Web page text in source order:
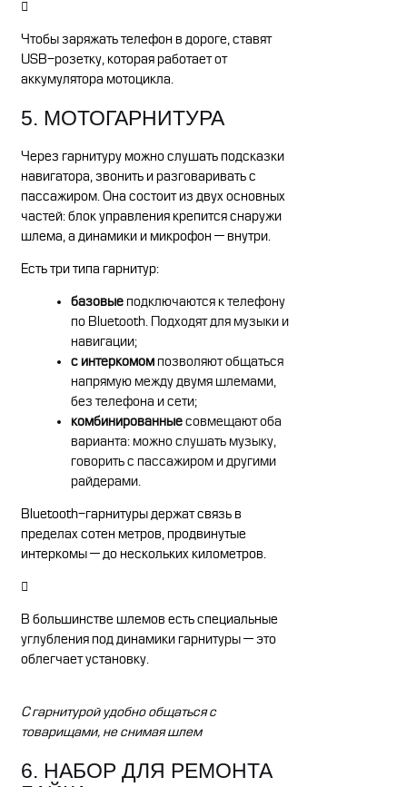
Чтобы заряжать телефон в дороге, ставят
USB-розетку, которая работает от
аккумулятора мотоцикла.
5. МОТОГАРНИТУРА
Через гарнитуру можно слушать подсказки
навигатора, звонить и разговаривать с
пассажиром. Она состоит из двух основных
частей: блок управления крепится снаружи
шлема, а динамики и микрофон — внутри.
Есть три типа гарнитур:
базовыеподключаются к телефону
по Bluetooth. Подходят для музыки и
навигации;
с интеркомомпозволяют общаться
напрямую между двумя шлемами,
без телефона и сети;
комбинированныесовмещают оба
варианта: можно слушать музыку,
говорить с пассажиром и другими
райдерами.
Bluetooth-гарнитуры держат связь в
пределах сотен метров, продвинутые
интеркомы — до нескольких километров.
В большинстве шлемов есть специальные
углубления под динамики гарнитуры — это
облегчает установку.
С гарнитурой удобно общаться с
товарищами, не снимая шлем
6. НАБОР ДЛЯ РЕМОНТА